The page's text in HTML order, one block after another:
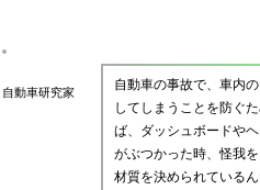
自動車研究家
自動車の事故で、車内
してしまうことを防ぐ
ば、ダッシュボードや
がぶつかった時、怪我
材質を決められているん